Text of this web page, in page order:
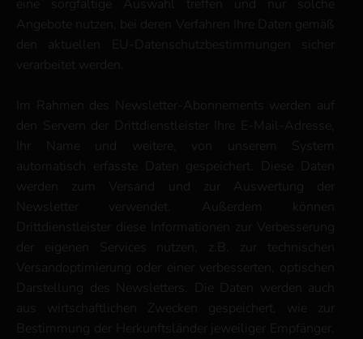
eine sorgfältige Auswahl treffen und nur solche
Angebote nutzen, bei deren Verfahren Ihre Daten gemäß
den aktuellen EU-Datenschutzbestimmungen sicher
verarbeitet werden.
Im Rahmen des Newsletter-Abonnements werden auf
den Servern der Drittdienstleister Ihre E-Mail-Adresse,
Ihr Name und weitere, von unserem System
automatisch erfasste Daten gespeichert. Diese Daten
werden zum Versand und zur Auswertung der
Newsletter verwendet. Außerdem können
Drittdienstleister diese Informationen zur Verbesserung
der eigenen Services nutzen, z.B. zur technischen
Versandoptimierung oder einer verbesserten, optischen
Darstellung des Newsletters. Die Daten werden auch
aus wirtschaftlichen Zwecken gespeichert, wie zur
Bestimmung der Herkunftsländer jeweiliger Empfänger.